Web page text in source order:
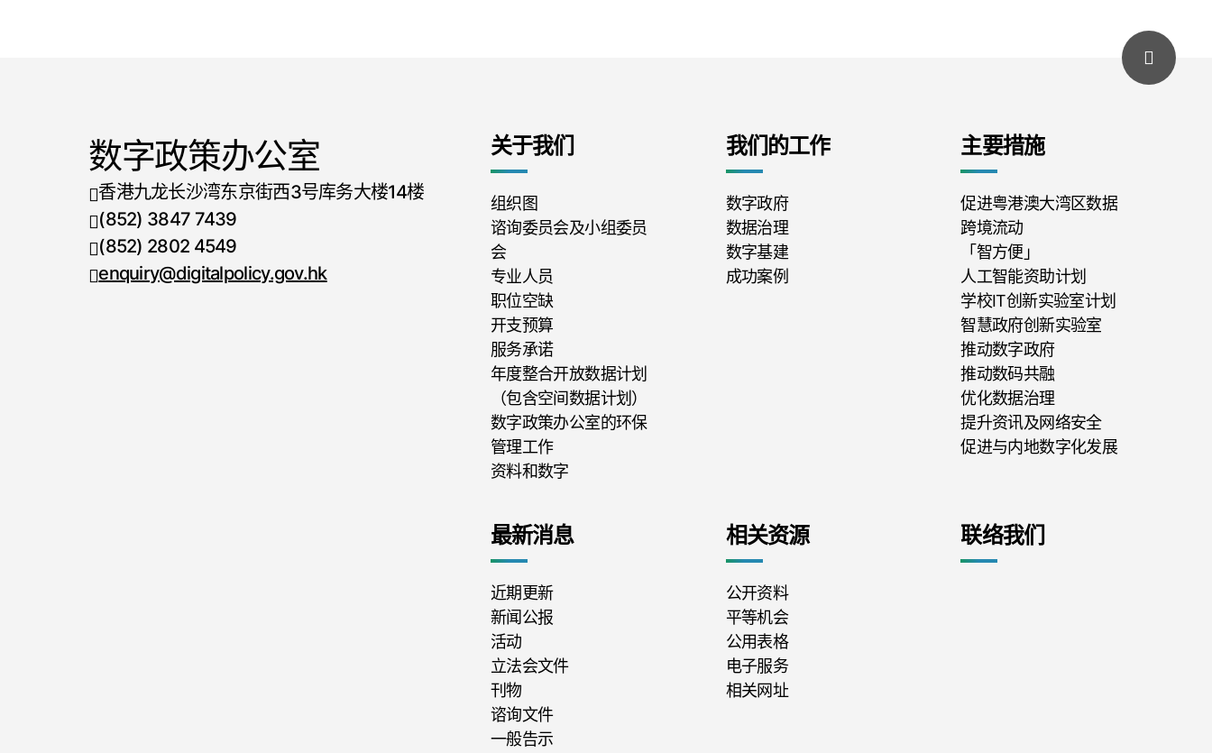
数字政策办公室
香港九龙长沙湾东京街西3号库务大楼14楼
电话号码
(852) 3847 7439
传真号码
(852) 2802 4549
enquiry@digitalpolicy.gov.hk
关于我们
组织图
谘询委员会及小组委员
会
专业人员
职位空缺
开支预算
服务承诺
年度整合开放数据计划
（包含空间数据计划）
数字政策办公室的环保
管理工作
资料和数字
我们的工作
数字政府
数据治理
数字基建
成功案例
主要措施
促进粤港澳大湾区数据
跨境流动
「智方便」
人工智能资助计划
学校IT创新实验室计划
智慧政府创新实验室
推动数字政府
推动数码共融
优化数据治理
提升资讯及网络安全
促进与内地数字化发展
最新消息
近期更新
新闻公报
活动
立法会文件
刊物
谘询文件
一般告示
相关资源
公开资料
平等机会
公用表格
电子服务
相关网址
联络我们